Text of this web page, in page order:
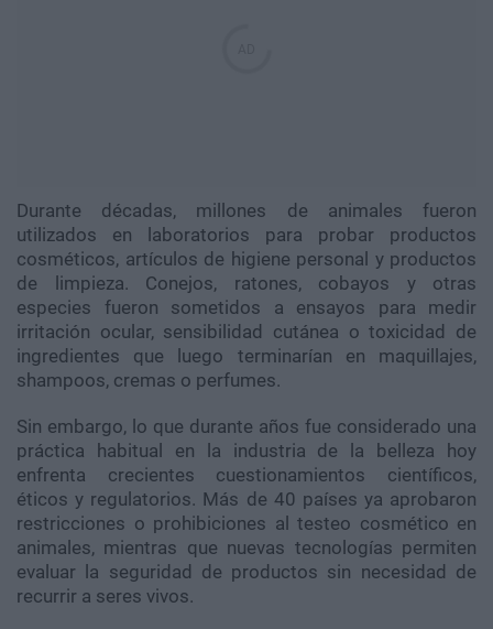
Durante décadas, millones de animales fueron
utilizados en laboratorios para probar productos
cosméticos, artículos de higiene personal y productos
de limpieza. Conejos, ratones, cobayos y otras
especies fueron sometidos a ensayos para medir
irritación ocular, sensibilidad cutánea o toxicidad de
ingredientes que luego terminarían en maquillajes,
shampoos, cremas o perfumes.
Sin embargo, lo que durante años fue considerado una
práctica habitual en la industria de la belleza hoy
enfrenta crecientes cuestionamientos científicos,
éticos y regulatorios. Más de 40 países ya aprobaron
restricciones o prohibiciones al testeo cosmético en
animales, mientras que nuevas tecnologías permiten
evaluar la seguridad de productos sin necesidad de
recurrir a seres vivos.